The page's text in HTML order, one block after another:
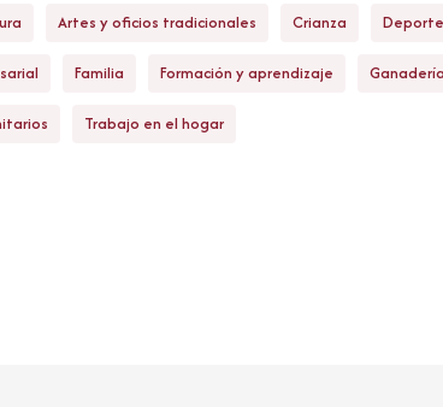
Artes y oficios tradicionales Crianza Deporte
Familia Formación y aprendizaje Ganadería
Trabajo en el hogar